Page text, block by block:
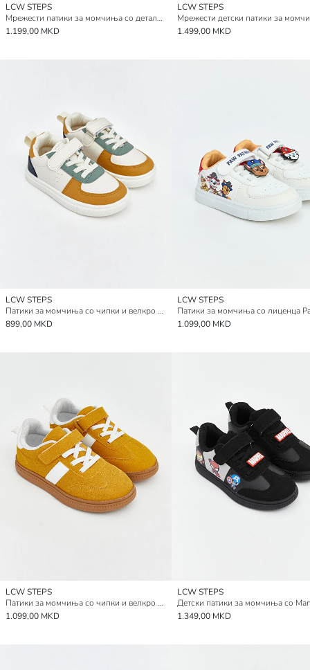
LCW STEPS
Мрежести патики за момчиња со детали од мрежа
1.199,00 MKD
LCW STEPS
Мрежести детски патики за
1.499,00 MKD
LCW STEPS
Патики за момчиња со чипки и велкро затворање
899,00 MKD
LCW STEPS
1.099,00 MKD
LCW STEPS
Патики за момчиња со чипки и велкро затворање
1.099,00 MKD
LCW STEPS
1.349,00 MKD